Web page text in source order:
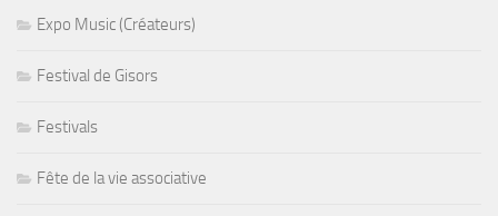
Expo Music (Créateurs)
Festival de Gisors
Festivals
Fête de la vie associative